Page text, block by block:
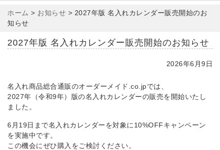
ホーム > お知らせ > 2027年版 名入れカレンダー販売開始のお
知らせ
2027年版 名入れカレンダー販売開始のお知らせ
2026年6月9日
名入れ商品総合通販のオーダーメイド.co.jpでは、
2027年（令和9年）版の名入れカレンダーの販売を開始いたし
ました。
6月19日まで名入れカレンダーを対象に10%OFFキャンペーン
を実施中です。
この機会にぜひ購入をご検討ください。